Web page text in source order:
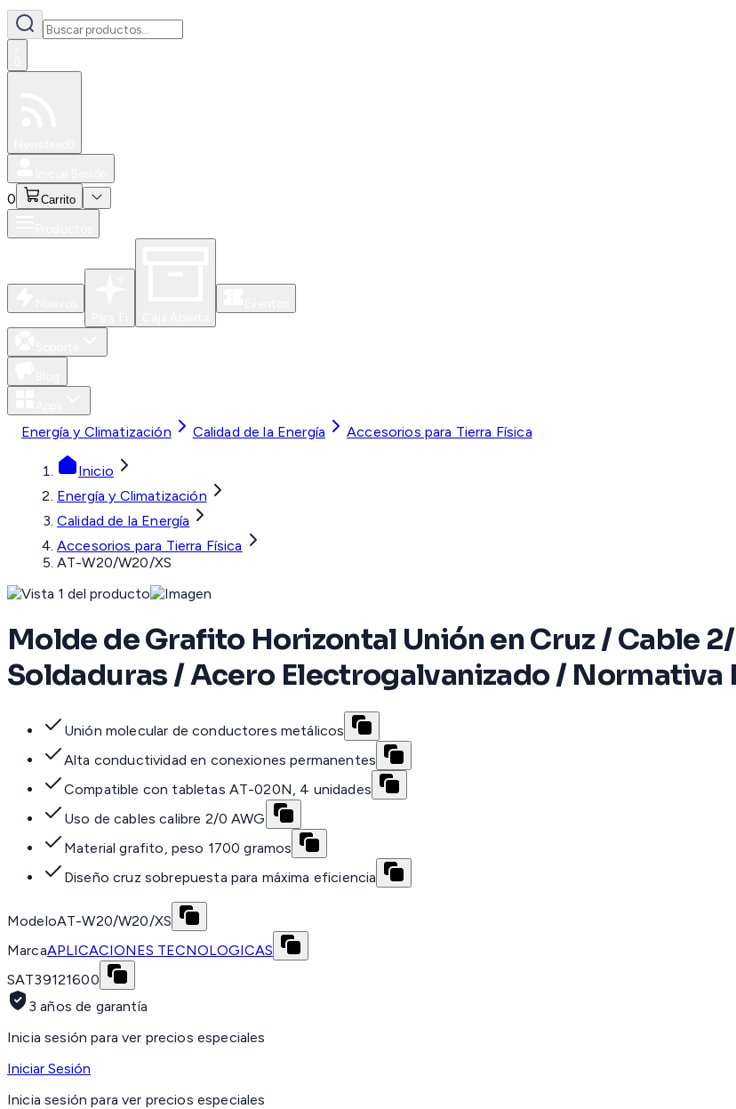
0 Carrito
Energía y Climatización Calidad de la Energía Accesorios para Tierra Física
Inicio
Energía y Climatización
Calidad de la Energía
Accesorios para Tierra Física
AT-W20/W20/XS
Molde de Grafito Horizontal Unión en Cruz / Cable
Soldaduras / Acero Electrogalvanizado / Normativa
Unión molecular de conductores metálicos
Alta conductividad en conexiones permanentes
Compatible con tabletas AT-020N, 4 unidades
Uso de cables calibre 2/0 AWG
Material grafito, peso 1700 gramos
Diseño cruz sobrepuesta para máxima eficiencia
ModeloAT-W20/W20/XS
MarcaAPLICACIONES TECNOLOGICAS
SAT39121600
3 años de garantía
Inicia sesión para ver precios especiales
Iniciar Sesión
Inicia sesión para ver precios especiales